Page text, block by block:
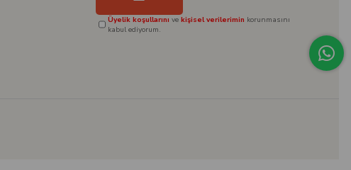
Üyelik koşullarını vekişisel verilerimin korunmasını
kabul ediyorum.